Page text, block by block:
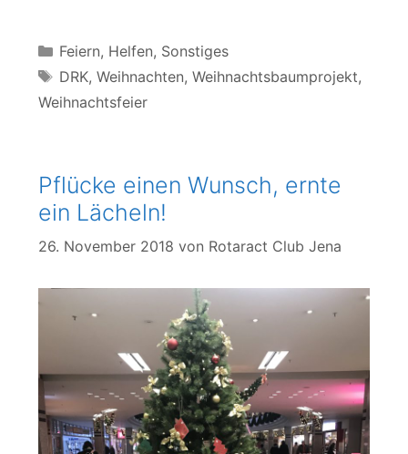
Kategorien
Feiern, Helfen, Sonstiges
Schlagwörter
DRK, Weihnachten, Weihnachtsbaumprojekt,
Weihnachtsfeier
Pflücke einen Wunsch, ernte
ein Lächeln!
26. November 2018 von Rotaract Club Jena